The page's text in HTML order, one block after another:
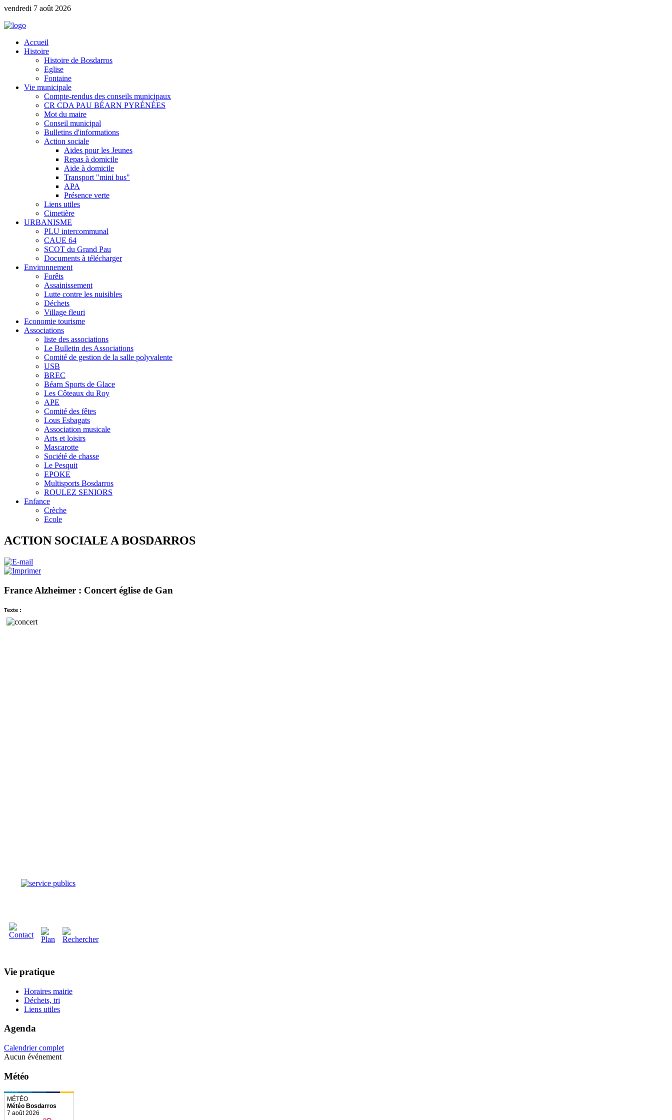
vendredi 7 août 2026
Accueil
Histoire
Histoire de Bosdarros
Eglise
Fontaine
Vie municipale
Compte-rendus des conseils municipaux
CR CDA PAU BÉARN PYRÉNÉES
Mot du maire
Conseil municipal
Bulletins d'informations
Action sociale
Aides pour les Jeunes
Repas à domicile
Aide à domicile
Transport "mini bus"
APA
Présence verte
Liens utiles
Cimetière
URBANISME
PLU intercommunal
CAUE 64
SCOT du Grand Pau
Documents à télécharger
Environnement
Forêts
Assainissement
Lutte contre les nuisibles
Déchets
Village fleuri
Economie tourisme
Associations
liste des associations
Le Bulletin des Associations
Comité de gestion de la salle polyvalente
USB
BREC
Béarn Sports de Glace
Les Côteaux du Roy
APE
Comité des fêtes
Lous Esbagats
Association musicale
Arts et loisirs
Mascarotte
Société de chasse
Le Pesquit
EPOKE
Multisports Bosdarros
ROULEZ SENIORS
Enfance
Crèche
Ecole
ACTION SOCIALE A BOSDARROS
France Alzheimer : Concert église de Gan
Texte :
Vie pratique
Horaires mairie
Déchets, tri
Liens utiles
Agenda
Calendrier complet
Aucun événement
Météo
Météo Bosdarros